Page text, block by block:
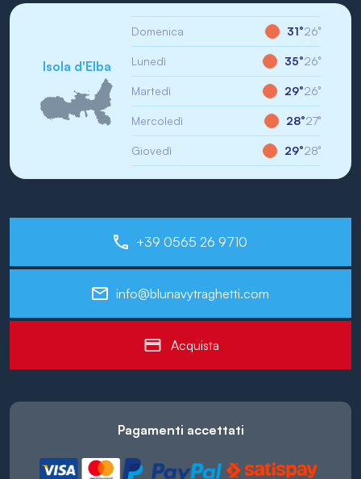
Isola d'Elba
Domenica 31°26°
Lunedì 35°26°
Martedì 29°26°
Mercoledì 28°27°
Giovedì 29°28°
+39 0565 26 9710
info@blunavytraghetti.com
Acquista
Pagamenti accettati